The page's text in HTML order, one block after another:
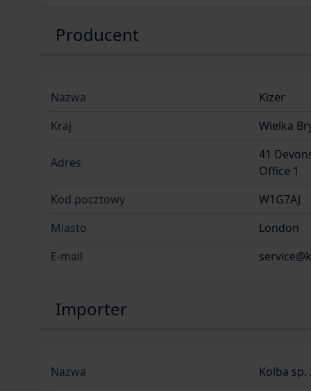
Producent
Nazwa
Kizer
Kraj
Wielka
Adres
41
Office 1
Kod pocztowy
W1G7AJ
Miasto
London
E-mail
Importer
Nazwa
Kolba sp.